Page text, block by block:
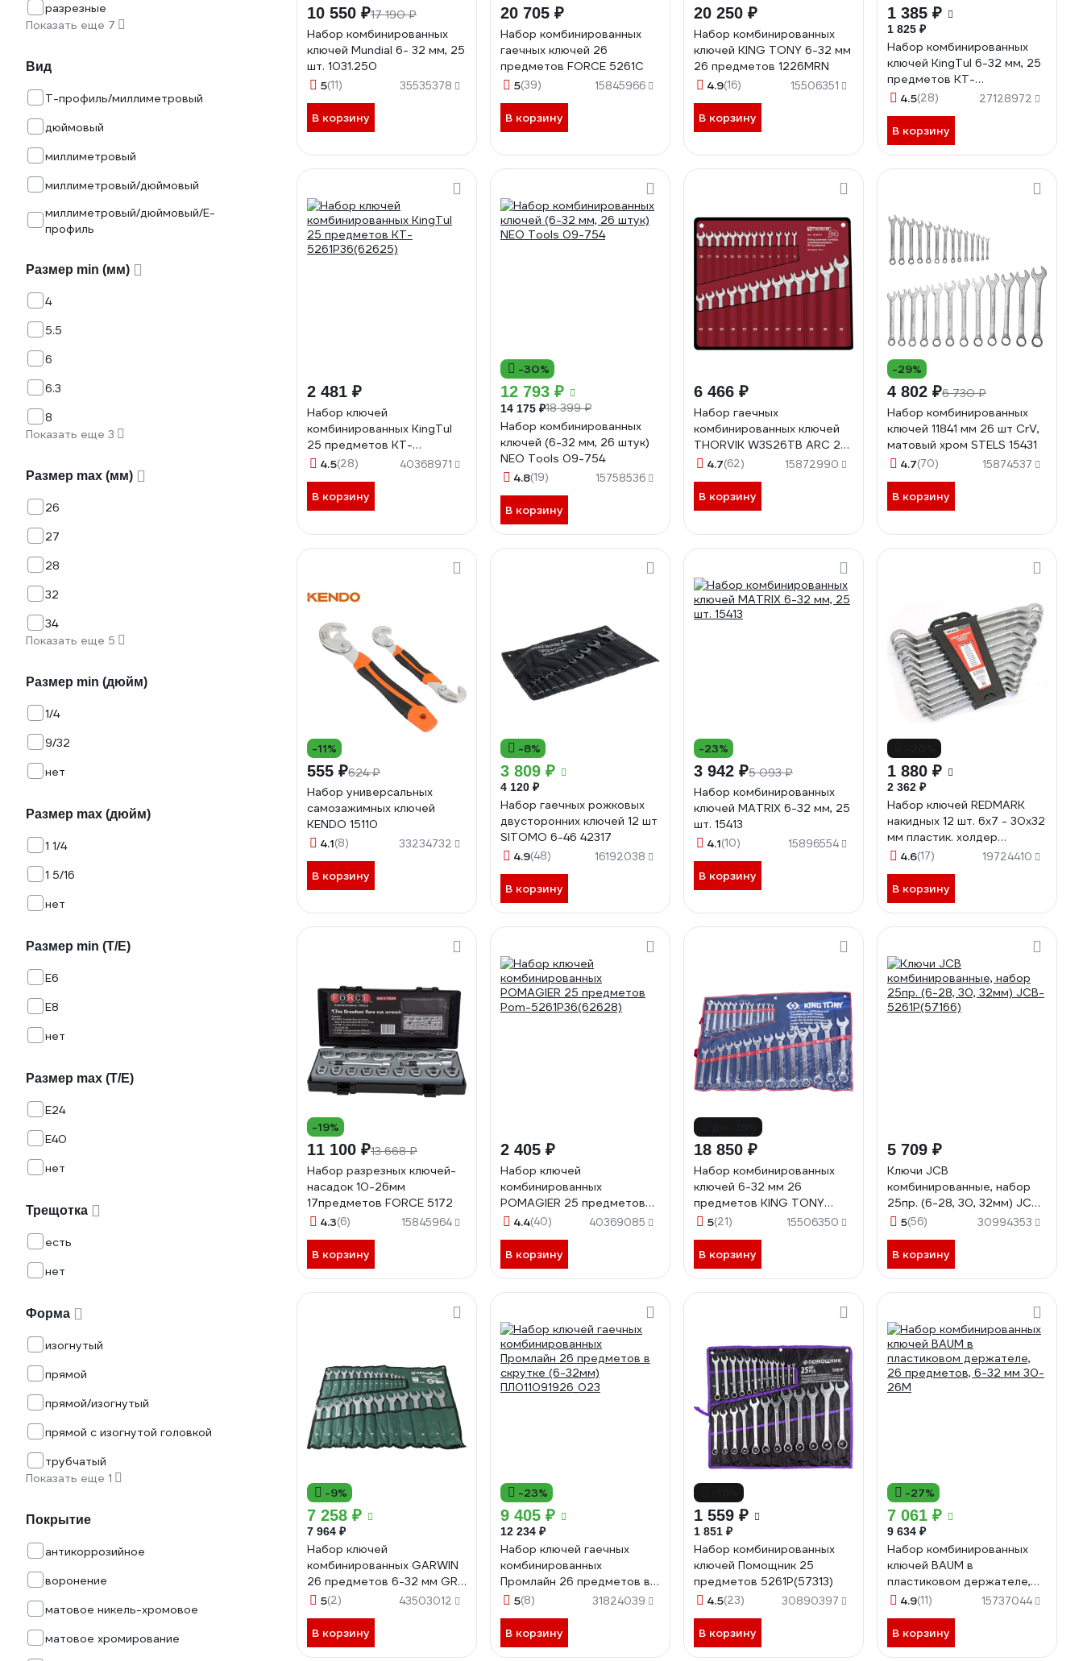
разрезные
Показать еще 7
Вид
T-профиль/миллиметровый
дюймовый
миллиметровый
миллиметровый/дюймовый
миллиметровый/дюймовый/Е-
профиль
Размер min (мм)
4
5.5
6
6.3
8
Показать еще 3
Размер max (мм)
26
27
28
32
34
Показать еще 5
Размер min (дюйм)
1/4
9/32
нет
Размер max (дюйм)
1 1/4
1 5/16
нет
Размер min (Т/E)
E6
E8
нет
Размер max (T/E)
E24
E40
нет
Трещотка
есть
нет
Форма
изогнутый
прямой
прямой/изогнутый
прямой с изогнутой головкой
трубчатый
Показать еще 1
Покрытие
антикоррозийное
воронение
матовое никель-хромовое
матовое хромирование
10 550 ₽17 190 ₽
Набор комбинированных
ключей Mundial 6- 32 мм, 25
шт. 1031.250
5(11) 35535378
В корзину
20 705 ₽
Набор комбинированных
гаечных ключей 26
предметов FORCE 5261C
5(39) 15845966
В корзину
20 250 ₽
Набор комбинированных
ключей KING TONY 6-32 мм
26 предметов 1226MRN
4.9(16) 15506351
В корзину
1 385 ₽
1 825 ₽
Набор комбинированных
ключей KingTul 6-32 мм, 25
предметов KT-
5261PD(54620)
4.5(28) 27128972
В корзину
2 481 ₽
Набор ключей
комбинированных KingTul
25 предметов KT-
5261P36(62625)
4.5(28) 40368971
В корзину
-30%
12 793 ₽
14 175 ₽18 399 ₽
Набор комбинированных
ключей (6-32 мм, 26 штук)
NEO Tools 09-754
4.8(19) 15758536
В корзину
6 466 ₽
Набор гаечных
комбинированных ключей
THORVIK W3S26TB ARC 26
предметов 52610
4.7(62) 15872990
В корзину
-29%
4 802 ₽6 730 ₽
Набор комбинированных
ключей 11841 мм 26 шт CrV,
матовый хром STELS 15431
4.7(70) 15874537
В корзину
-11%
555 ₽624 ₽
Набор универсальных
самозажимных ключей
KENDO 15110
4.1(8) 33234732
В корзину
-8%
3 809 ₽
4 120 ₽
Набор гаечных рожковых
двусторонних ключей 12 шт
SITOMO 6-46 42317
4.9(48) 16192038
В корзину
-23%
3 942 ₽5 093 ₽
Набор комбинированных
ключей MATRIX 6-32 мм, 25
шт. 15413
4.1(10) 15896554
В корзину
1 880 ₽
2 362 ₽
Набор ключей REDMARK
накидных 12 шт. 6х7 - 30х32
мм пластик. холдер
RM2006912
4.6(17) 19724410
В корзину
-19%
11 100 ₽13 668 ₽
Набор разрезных ключей-
насадок 10-26мм
17предметов FORCE 5172
4.3(6) 15845964
В корзину
2 405 ₽
Набор ключей
комбинированных
POMAGIER 25 предметов
Pom-5261P36(62628)
4.4(40) 40369085
В корзину
18 850 ₽
Набор комбинированных
ключей 6-32 мм 26
предметов KING TONY
1226MR
5(21) 15506350
В корзину
5 709 ₽
Ключи JCB
комбинированные, набор
25пр. (6-28, 30, 32мм) JCB-
5261P(57166)
5(56) 30994353
В корзину
-9%
7 258 ₽
7 964 ₽
Набор ключей
комбинированных GARWIN
26 предметов 6-32 мм GR-
ECK026
5(2) 43503012
В корзину
-23%
9 405 ₽
12 234 ₽
Набор ключей гаечных
комбинированных
Промлайн 26 предметов в
скрутке (6-32мм)
5(8) 31824039
В корзину
1 559 ₽
1 851 ₽
Набор комбинированных
ключей Помощник 25
предметов 5261P(57313)
4.5(23) 30890397
В корзину
-27%
7 061 ₽
9 634 ₽
Набор комбинированных
ключей BAUM в
пластиковом держателе,
26 предметов, 6-32 мм 30-
4.9(11) 15737044
В корзину